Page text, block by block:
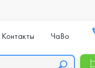
Контакты ЧаВо